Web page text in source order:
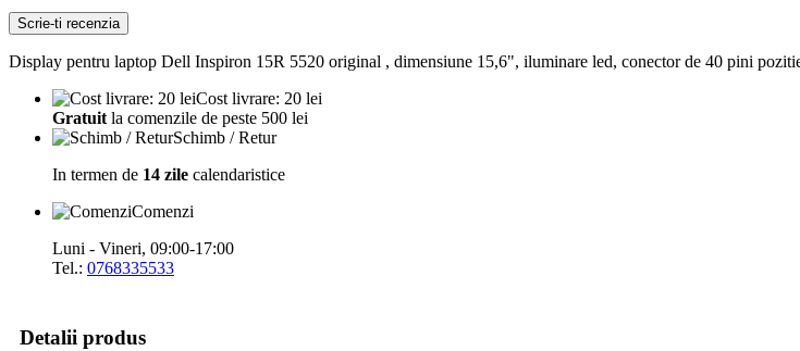
Scrie-ti recenzia
Display pentru laptop Dell Inspiron 15R 5520 original , dimensiune 15,6", iluminare led, conector de 40 pini
Cost livrare: 20 lei
Gratuit la comenzile de peste 500 lei
Schimb / Retur
In termen de 14 zile calendaristice
Comenzi
Luni - Vineri, 09:00-17:00
Tel.: 0768335533
Detalii produs